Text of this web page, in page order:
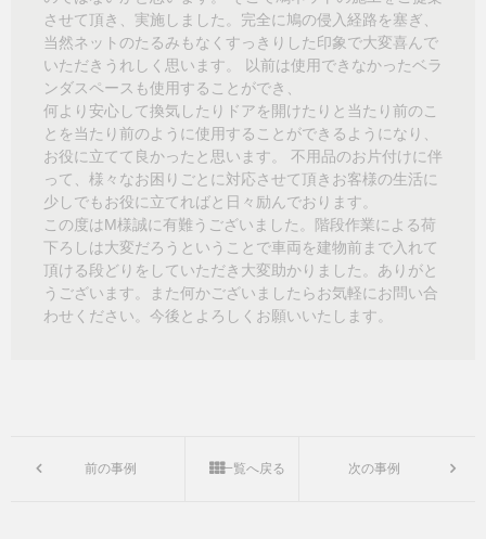
させて頂き、実施しました。完全に鳩の侵入経路を塞ぎ、
当然ネットのたるみもなくすっきりした印象で大変喜んで
いただきうれしく思います。 以前は使用できなかったベラ
ンダスペースも使用することができ、
何より安心して換気したりドアを開けたりと当たり前のこ
とを当たり前のように使用することができるようになり、
お役に立てて良かったと思います。 不用品のお片付けに伴
って、様々なお困りごとに対応させて頂きお客様の生活に
少しでもお役に立てればと日々励んでおります。
この度はM様誠に有難うございました。階段作業による荷
下ろしは大変だろうということで車両を建物前まで入れて
頂ける段どりをしていただき大変助かりました。ありがと
うございます。また何かございましたらお気軽にお問い合
わせください。今後とよろしくお願いいたします。
前の事例 一覧へ戻る 次の事例